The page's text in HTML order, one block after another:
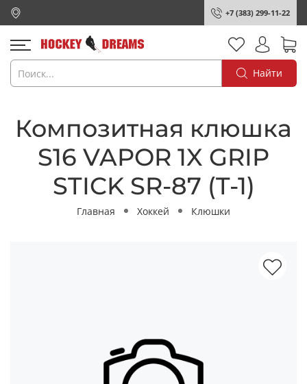
+7 (383) 299-11-22
Найти
Композитная клюшка
S16 VAPOR 1X GRIP
STICK SR-87 (T-1)
Главная Хоккей Клюшки